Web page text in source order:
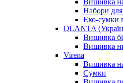
Набори
Еко-сумки
OLANTA
Вишивка
Вишивка
Virena
Вишивка на
Сумки